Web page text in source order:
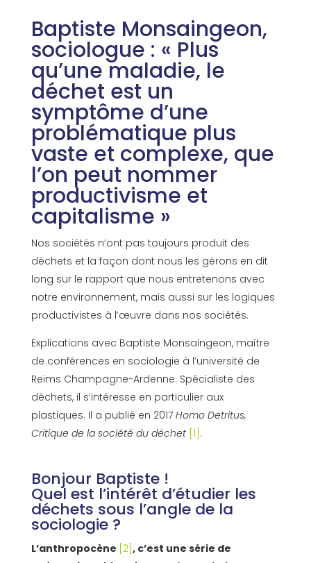
Baptiste Monsaingeon,
sociologue : « Plus
qu’une maladie, le
déchet est un
symptôme d’une
problématique plus
vaste et complexe, que
l’on peut nommer
productivisme et
capitalisme »
Nos sociétés n’ont pas toujours produit des
déchets et la façon dont nous les gérons en dit
long sur le rapport que nous entretenons avec
notre environnement, mais aussi sur les logiques
productivistes à l’œuvre dans nos sociétés.
Explications avec Baptiste Monsaingeon, maître
de conférences en sociologie à l’université de
Reims Champagne-Ardenne. Spécialiste des
déchets, il s’intéresse en particulier aux
plastiques. Il a publié en 2017 Homo Detritus,
Critique de la société du déchet [1] .
Bonjour Baptiste !
Quel est l’intérêt d’étudier les
déchets sous l’angle de la
sociologie ?
L’anthropocène [2] , c’est une série de